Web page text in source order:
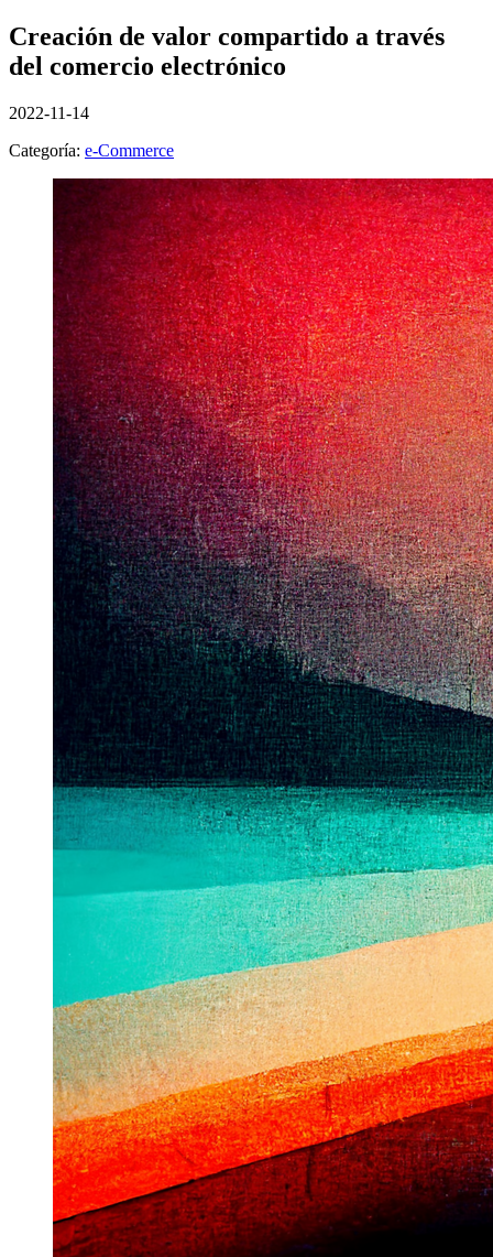
Creación de valor compartido a través
del comercio electrónico
2022-11-14
Categoría: e-Commerce